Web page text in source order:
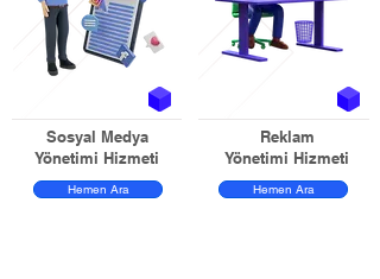
Sosyal Medya
Yönetimi Hizmeti
Hemen Ara
Reklam
Yönetimi Hizmeti
Hemen Ara